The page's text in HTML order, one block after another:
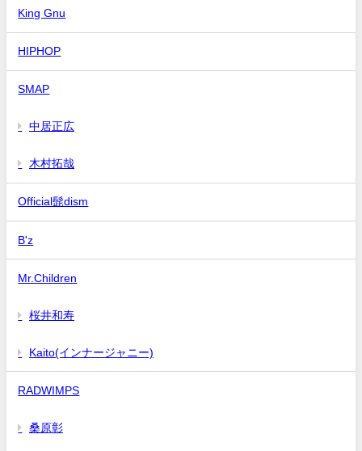
King Gnu
HIPHOP
SMAP
中居正広
木村拓哉
Official髭dism
B'z
Mr.Children
桜井和寿
Kaito(インナージャニー)
RADWIMPS
桑原彰